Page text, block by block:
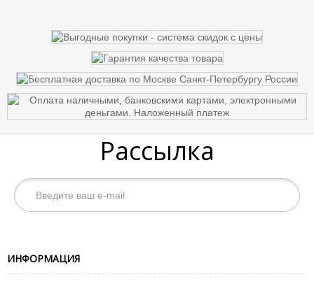
Рассылка
ИНФОРМАЦИЯ